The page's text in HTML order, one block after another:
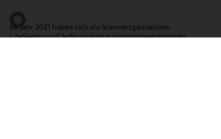
Im Jahr 2021 haben sich die Scannerspezialisten
LiteSentry und Softsolution zusammengeschlossen.